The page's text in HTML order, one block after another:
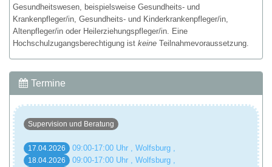
Gesundheitswesen, beispielsweise Gesundheits- und
Krankenpfleger/in, Gesundheits- und Kinderkrankenpfleger/in,
Altenpfleger/in oder Heilerziehungspfleger/in. Eine
Hochschulzugangsberechtigung ist keine Teilnahmevoraussetzung.
Termine
Supervision und Beratung
17.04.2026 09:00-17:00 Uhr , Wolfsburg ,
18.04.2026 09:00-17:00 Uhr , Wolfsburg ,